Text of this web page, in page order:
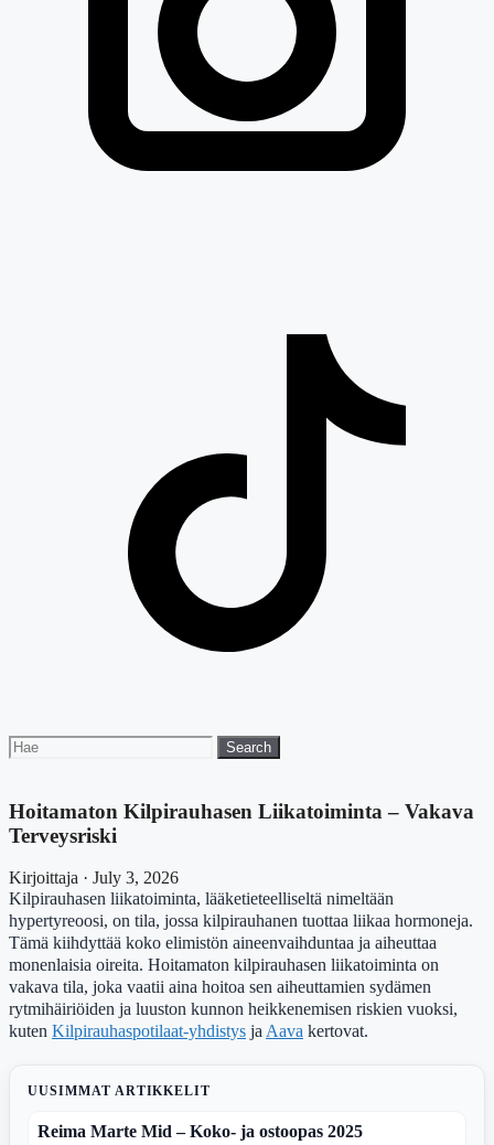
Search
for:
Search
Hoitamaton Kilpirauhasen Liikatoiminta – Vakava
Terveysriski
Kirjoittaja · July 3, 2026
Kilpirauhasen liikatoiminta, lääketieteelliseltä nimeltään
hypertyreoosi, on tila, jossa kilpirauhanen tuottaa liikaa hormoneja.
Tämä kiihdyttää koko elimistön aineenvaihduntaa ja aiheuttaa
monenlaisia oireita. Hoitamaton kilpirauhasen liikatoiminta on
vakava tila, joka vaatii aina hoitoa sen aiheuttamien sydämen
rytmihäiriöiden ja luuston kunnon heikkenemisen riskien vuoksi,
kuten Kilpirauhaspotilaat-yhdistys jaAava kertovat.
UUSIMMAT ARTIKKELIT
Reima Marte Mid – Koko- ja ostoopas 2025